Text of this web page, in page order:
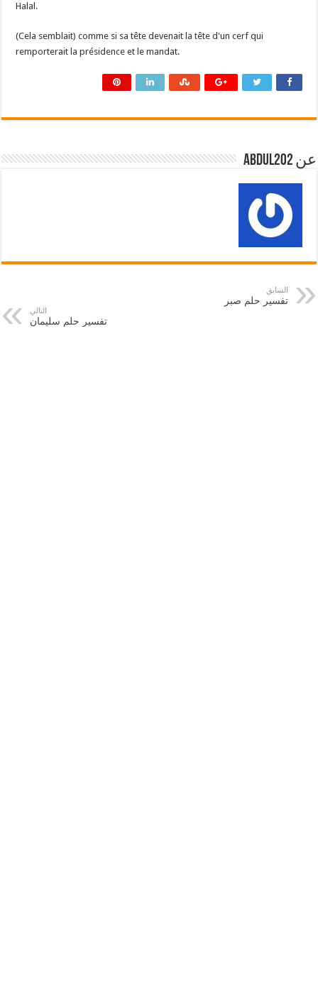
Halal.
(Cela semblait) comme si sa tête devenait la tête d'un cerf qui
remporterait la présidence et le mandat.
عن abdul202
السابق
تفسير حلم صبر
التالي
تفسير حلم سليمان